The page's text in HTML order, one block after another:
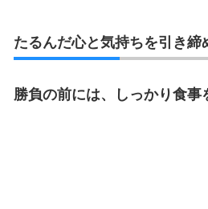
たるんだ心と気持ちを引き締
勝負の前には、しっかり食事